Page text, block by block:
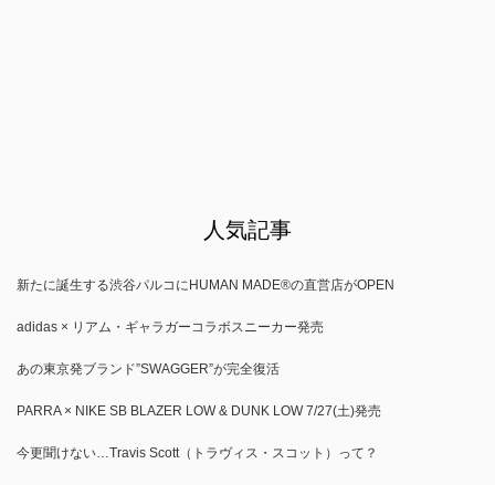
人気記事
新たに誕生する渋谷パルコにHUMAN MADE®の直営店がOPEN
adidas × リアム・ギャラガーコラボスニーカー発売
あの東京発ブランド”SWAGGER”が完全復活
PARRA × NIKE SB BLAZER LOW & DUNK LOW 7/27(土)発売
今更聞けない…Travis Scott（トラヴィス・スコット）って？